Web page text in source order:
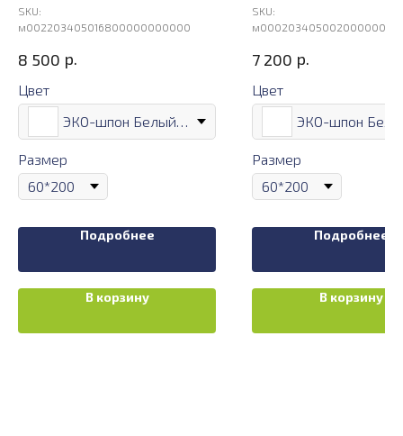
SKU:
м002203405016800000000000
8 500 р.
Цвет
ЭКО-шпон Белый лёд
Размер
Подробнее
В корзину
SKU:
7 200 р.
Цвет
Размер
Подробнее
В корзину